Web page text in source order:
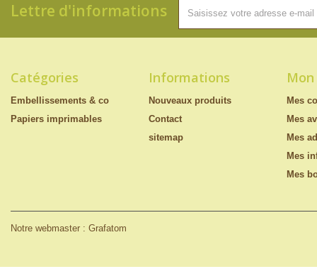
Lettre d'informations
Catégories
Embellissements & co
Papiers imprimables
Informations
Nouveaux produits
Contact
sitemap
Notre webmaster : Grafatom
Mes
Mes
Mes
Mes
Mes